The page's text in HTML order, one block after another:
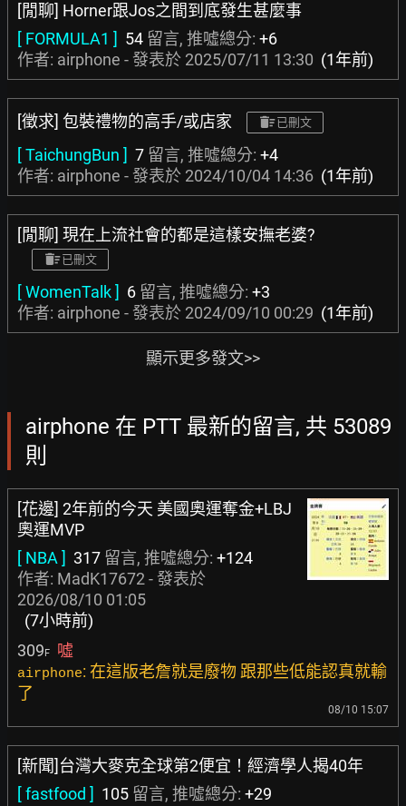
[閒聊] Horner跟Jos之間到底發生甚麼事
[ FORMULA1 ] 54 留言, 推噓總分: +6
作者: airphone - 發表於 2025/07/11 13:30 (1年前)
[徵求] 包裝禮物的高手/或店家 已刪文
[ TaichungBun ] 7 留言, 推噓總分: +4
作者: airphone - 發表於 2024/10/04 14:36 (1年前)
[閒聊] 現在上流社會的都是這樣安撫老婆?
已刪文
[ WomenTalk ] 6 留言, 推噓總分: +3
作者: airphone - 發表於 2024/09/10 00:29 (1年前)
顯示更多發文>>
airphone 在 PTT 最新的留言, 共 53089
則
[花邊] 2年前的今天 美國奧運奪金+LBJ
奧運MVP
[ NBA ] 317 留言, 推噓總分: +124
作者: MadK17672 - 發表於
2026/08/10 01:05
(7小時前)
309F 噓
airphone: 在這版老詹就是廢物 跟那些低能認真就輸
了
08/10 15:07
[新聞]台灣大麥克全球第2便宜！經濟學人揭40年
[ fastfood ] 105 留言, 推噓總分: +29